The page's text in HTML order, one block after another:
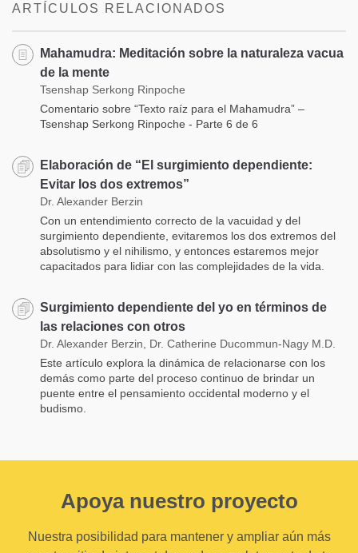
ARTÍCULOS RELACIONADOS
Mahamudra: Meditación sobre la naturaleza vacua
de la mente
Tsenshap Serkong Rinpoche
Comentario sobre “Texto raíz para el Mahamudra” –
Tsenshap Serkong Rinpoche - Parte 6 de 6
Elaboración de “El surgimiento dependiente:
Evitar los dos extremos”
Dr. Alexander Berzin
Con un entendimiento correcto de la vacuidad y del
surgimiento dependiente, evitaremos los dos extremos del
absolutismo y el nihilismo, y entonces estaremos mejor
capacitados para lidiar con las complejidades de la vida.
Surgimiento dependiente del yo en términos de
las relaciones con otros
Dr. Alexander Berzin, Dr. Catherine Ducommun-Nagy M.D.
Este artículo explora la dinámica de relacionarse con los
demás como parte del proceso continuo de brindar un
puente entre el pensamiento occidental moderno y el
budismo.
Apoya nuestro proyecto
Nuestra posibilidad para mantener y ampliar aún más